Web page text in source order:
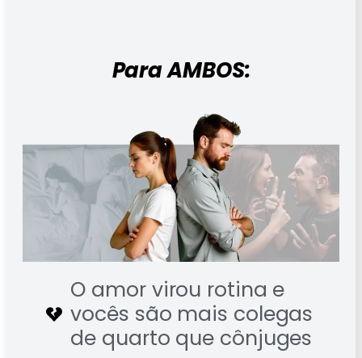
Para AMBOS:
O amor virou rotina e
vocês são mais colegas
de quarto que cônjuges